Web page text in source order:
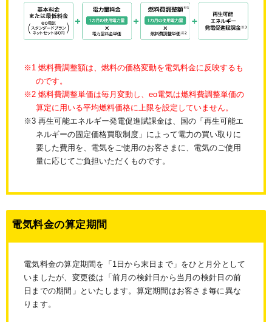
※1 燃料費調整額は、燃料の価格変動を電気料金に反映するも
のです。
※2 燃料費調整単価は毎月変動し、eo電気は燃料費調整単価の
算定に用いる平均燃料価格に上限を設定していません。
※3 再生可能エネルギー発電促進賦課金は、国の「再生可能エ
ネルギーの固定価格買取制度」によって電力の買い取りに
要した費用を、電気をご使用のお客さまに、電気のご使用
量に応じてご負担いただくものです。
電気料金の算定期間
電気料金の算定期間を「1日から末日まで」をひと月分として
いましたが、変更後は「前月の検針日から当月の検針日の前
日までの期間」といたします。算定期間はお客さま毎に異な
ります。